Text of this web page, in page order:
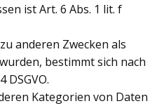
ist Art. 6 Abs. 1 lit. f
anderen Zwecken als
bestimmt sich nach
DSGVO.
Kategorien von Daten